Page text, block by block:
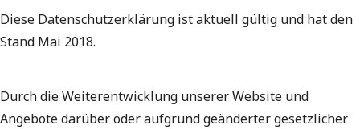
Diese Datenschutzerklärung ist aktuell gültig und hat den
Stand Mai 2018.
Durch die Weiterentwicklung unserer Website und
Angebote darüber oder aufgrund geänderter gesetzlicher